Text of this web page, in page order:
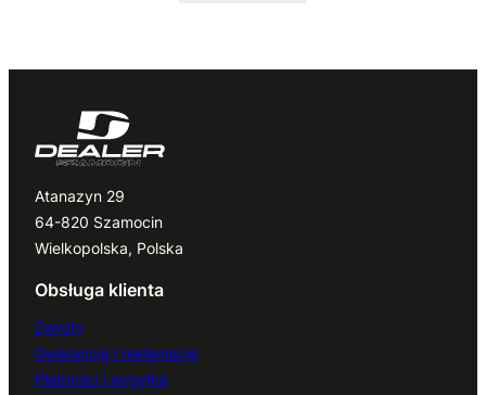
Atanazyn 29
64-820 Szamocin
Wielkopolska, Polska
Obsługa klienta
Zwroty
Gwarancja i reklamacje
Płatności i wysyłka